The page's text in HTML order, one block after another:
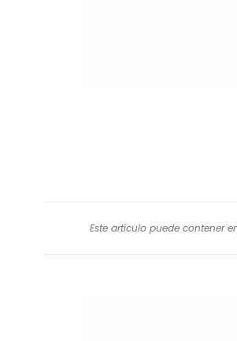
Este artículo puede contener